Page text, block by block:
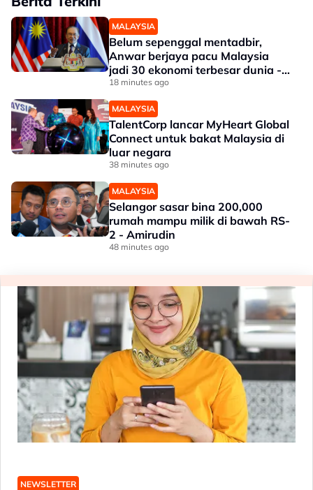
MALAYSIA
Belum sepenggal mentadbir,
Anwar berjaya pacu Malaysia
jadi 30 ekonomi terbesar dunia -
Penganalisis
18 minutes ago
MALAYSIA
TalentCorp lancar MyHeart Global
Connect untuk bakat Malaysia di
luar negara
38 minutes ago
MALAYSIA
Selangor sasar bina 200,000
rumah mampu milik di bawah RS-
2 - Amirudin
48 minutes ago
NEWSLETTER